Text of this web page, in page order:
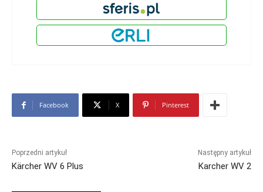
Facebook X Pinterest
Poprzedni artykuł
Kärcher WV 6 Plus
Następny artykuł
Karcher WV 2